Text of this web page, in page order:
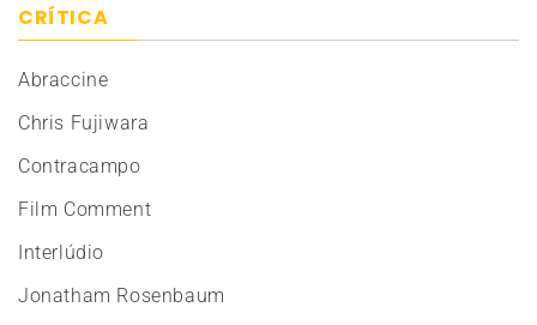
CRÍTICA
Abraccine
Chris Fujiwara
Contracampo
Film Comment
Interlúdio
Jonatham Rosenbaum